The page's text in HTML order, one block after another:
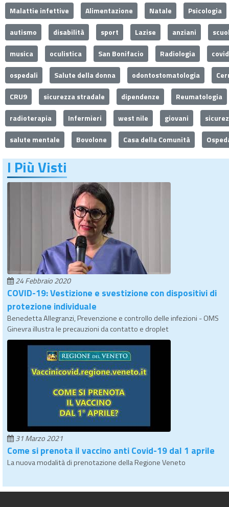
Malattie infettive
Alimentazione Natale
Psicologia
autismo
disabilità sport Lazise anziani
musica
oculistica San Bonifacio Radiologia
ospedali
Salute della donna odontostomatologia
CRU9
sicurezza stradale dipendenze
Reumatologia
radioterapia
Infermieri west nile giovani
salute mentale
Bovolone Casa della Comunità
I Più Visti
24 Febbraio 2020
COVID-19: Vestizione e svestizione con dispositivi di
protezione individuale
Benedetta Allegranzi, Prevenzione e controllo delle infezioni - OMS
Ginevra illustra le precauzioni da contatto e droplet
31 Marzo 2021
Come si prenota il vaccino anti Covid-19 dal 1 aprile
La nuova modalità di prenotazione della Regione Veneto